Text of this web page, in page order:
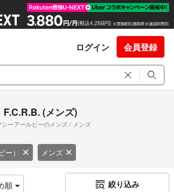
ログイン 会員登録
F.C.R.B. (メンズ)
シーアールビーのメンズ / メンズ
ー） メンズ
順 絞り込み